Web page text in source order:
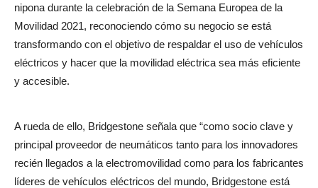
nipona durante la celebración de la Semana Europea de la
Movilidad 2021, reconociendo cómo su negocio se está
transformando con el objetivo de respaldar el uso de vehículos
eléctricos y hacer que la movilidad eléctrica sea más eficiente
y accesible.
A rueda de ello, Bridgestone señala que “como socio clave y
principal proveedor de neumáticos tanto para los innovadores
recién llegados a la electromovilidad como para los fabricantes
líderes de vehículos eléctricos del mundo, Bridgestone está